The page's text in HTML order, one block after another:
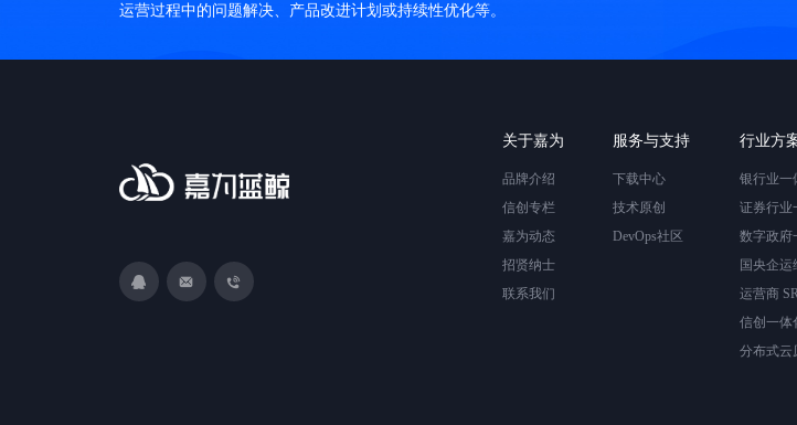
运营过程中的问题解决、产品改进计划或持续性优化等。
关于嘉为
品牌介绍
信创专栏
嘉为动态
招贤纳士
联系我们
服务与支持
下载中心
技术原创
DevOps社区
行业方
银行业一
证券行业
数字政府
国央企运
运营商
信创一体
分布式云